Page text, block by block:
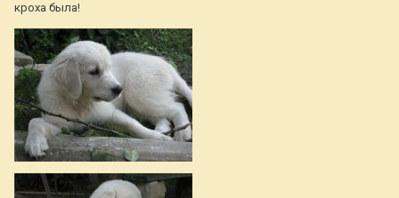
кроха была!